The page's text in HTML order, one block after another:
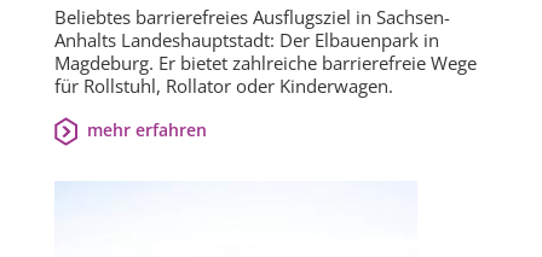
Beliebtes barrierefreies Ausflugsziel in Sachsen-
Anhalts Landeshauptstadt: Der Elbauenpark in
Magdeburg. Er bietet zahlreiche barrierefreie Wege
für Rollstuhl, Rollator oder Kinderwagen.
mehr erfahren